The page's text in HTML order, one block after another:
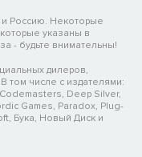
и Россию. Некоторые
указаны в
- будьте внимательны!
дилеров,
том числе с издателями:
Deep Silver,
Games, Paradox, Plug-
Бука, Новый Диск и